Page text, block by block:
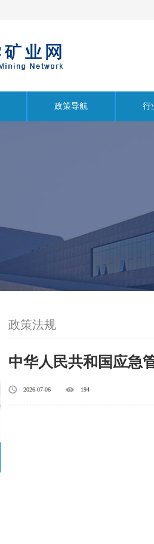
政策导航 行
政策法规
中华人民共和国应急
2026-07-06 194